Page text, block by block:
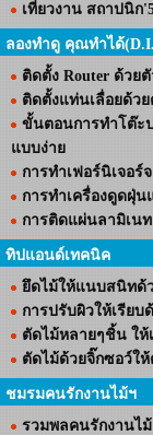
เที่ยวงาน สถาปนิก
ลองทำดู คุณทำได้
ติดตั้ง Router ด้วย
ติดตั้งแท่นเลื่อยด้ว
ขั้นตอนการทำโต๊ะ
แบบง่าย
การทำเฟอร์นิเจอร์
การทำเครื่องดูดฝุ่น
การติดแผ่นลามิเนท
ทิปแอนด์เทคนิค
ยึดไม้ให้แนบสนิทด้
การปรับผิวให้เรียบ
ตัดไม้หลายๆชิ้น ให้
ตัดไม้ด้วยจิ๊กซอว์ให้
ชมรมคนรักงานไม้ฯ
รวมพลคนรักงานไ